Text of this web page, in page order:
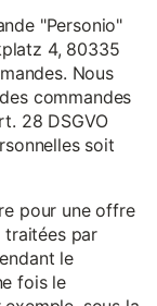
"Personio"
4, 80335
Nous
commandes
28 DSGVO
soit
pour une offre
par
le
fois le